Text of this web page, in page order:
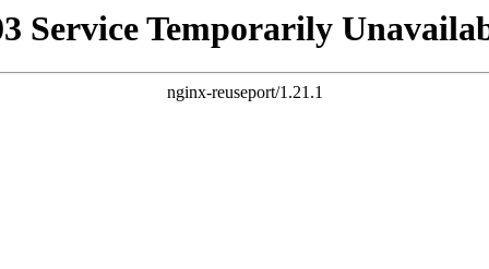
Service Temporarily
nginx-reuseport/1.21.1